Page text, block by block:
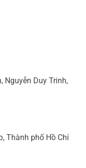
Nguyễn Duy Trinh,
Thành phố Hồ Chí